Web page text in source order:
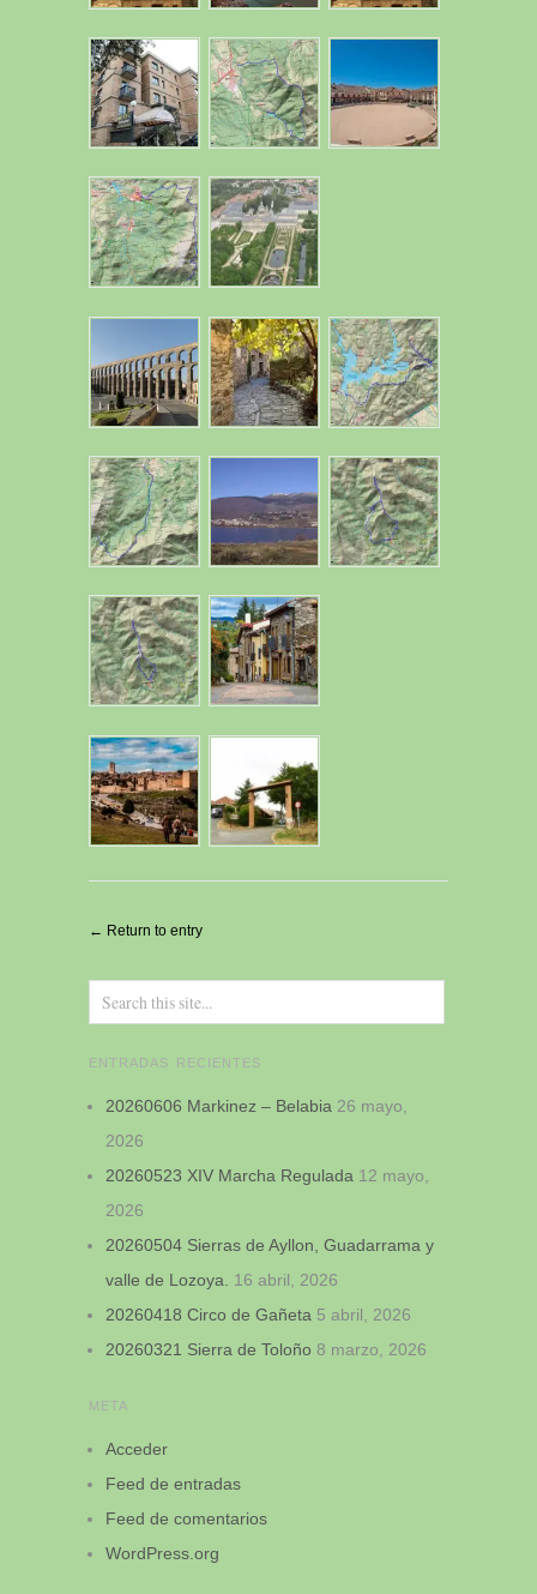
← Return to entry
ENTRADAS RECIENTES
20260606 Markinez – Belabia 26 mayo,
2026
20260523 XIV Marcha Regulada 12 mayo,
2026
20260504 Sierras de Ayllon, Guadarrama y
valle de Lozoya.
16 abril, 2026
20260418 Circo de Gañeta 5 abril, 2026
20260321 Sierra de Toloño 8 marzo, 2026
META
Acceder
Feed de entradas
Feed de comentarios
WordPress.org